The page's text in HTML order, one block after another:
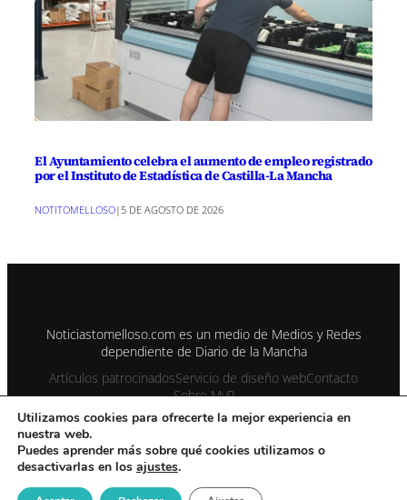
El Ayuntamiento celebra el aumento de empleo registrado
por el Instituto de Estadística de Castilla-La Mancha
NOTITOMELLOSO|5 DE AGOSTO DE 2026
Noticiastomelloso.com es un medio de Medios y Redes
dependiente de Diario de la Mancha
Artículos patrocinadosServicio de diseño webContacto
Sobre MyR
© 1995-2026 Color Vivo Internet. Otros contenidos se cita fuente.
Aviso LegalContactoEnviar notas prensa
Publicidad SitemapNoticiastomelloso con registro ISSN 2990-2126
Utilizamos cookies para ofrecerte la mejor experiencia en
nuestra web.
Puedes aprender más sobre qué cookies utilizamos o
desactivarlas en los ajustes.